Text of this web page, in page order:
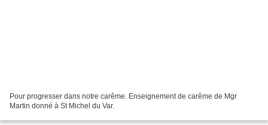
Pour progresser dans notre carême. Enseignement de carême de Mgr
Martin donné à St Michel du Var.